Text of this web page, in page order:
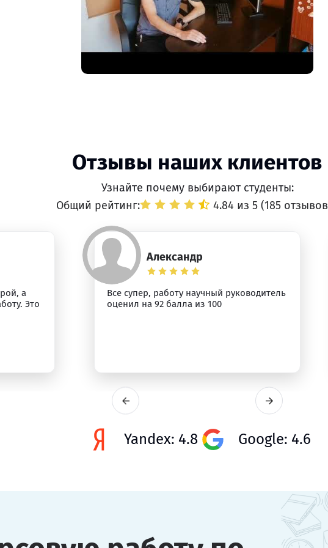
Отзывы наших клиентов
Узнайте почему выбирают студенты:
Общий рейтинг:
4.84 из 5 (185 отзывов
а
Это
Александр
Все супер, работу научный руководитель
оценил на 92 балла из 100
Yandex: 4.8 Google: 4.6